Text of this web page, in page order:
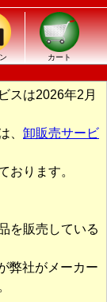
カート
スは2026年2月
、 卸販売サービ
おります。
を販売している
弊社がメーカー